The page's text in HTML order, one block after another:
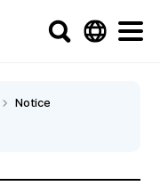
Notice